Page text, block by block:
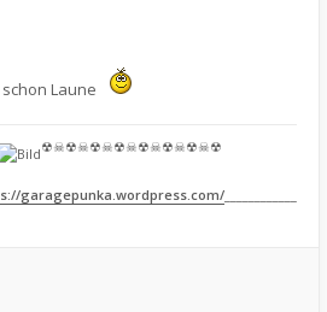
Laune
☢☠☢☠☢☠☢☠☢☠☢☠☢☠☢
garagepunka.wordpress.com/